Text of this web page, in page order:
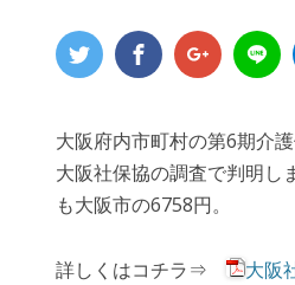
大阪府内市町村の第6期介
大阪社保協の調査で判明し
も大阪市の6758円。
詳しくはコチラ⇒
大阪